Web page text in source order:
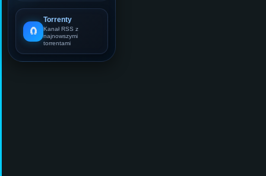
🧲
Torrenty
Kanał RSS z
najnowszymi
torrentami